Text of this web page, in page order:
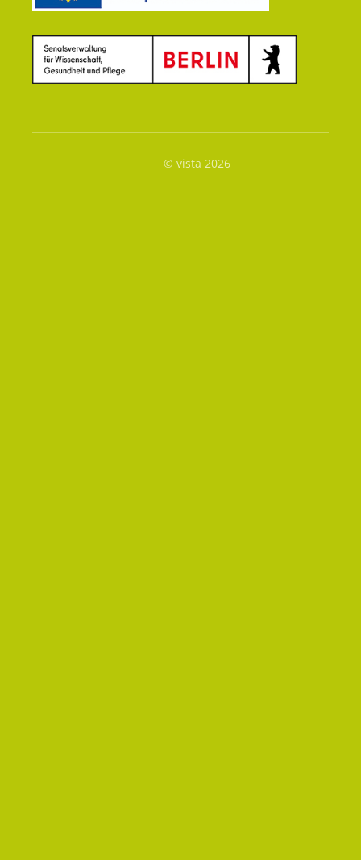
© vista 2026